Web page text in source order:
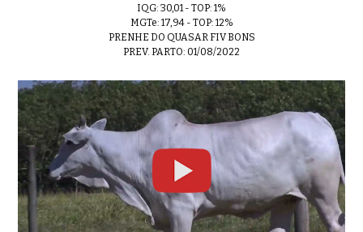
IQG: 30,01 - TOP: 1%
MGTe: 17,94 - TOP: 12%
PRENHE DO QUASAR FIV BONS
PREV. PARTO: 01/08/2022